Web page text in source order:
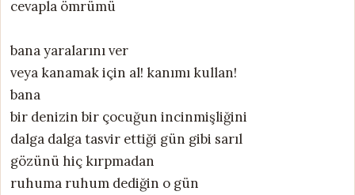
cevapla ömrümü
bana yaralarını ver
veya kanamak için al! kanımı kullan!
bana
bir denizin bir çocuğun incinmişliğini
dalga dalga tasvir ettiği gün gibi sarıl
gözünü hiç kırpmadan
ruhuma ruhum dediğin o gün